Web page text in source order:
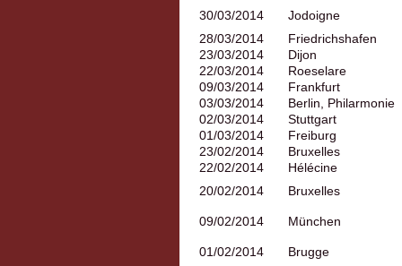
30/03/2014
Jodoigne
28/03/2014
Friedrichshafen
23/03/2014
Dijon
22/03/2014
Roeselare
09/03/2014
Frankfurt
03/03/2014
Berlin, Philarmonie
02/03/2014
Stuttgart
01/03/2014
Freiburg
23/02/2014
Bruxelles
22/02/2014
Hélécine
20/02/2014
Bruxelles
09/02/2014 München
01/02/2014
Brugge